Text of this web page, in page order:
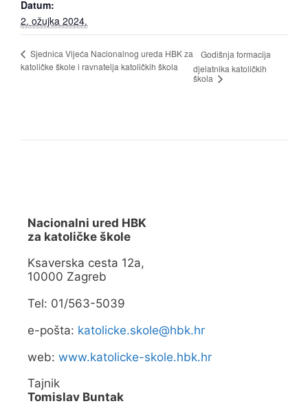
Datum:
2. ožujka 2024.
Sjednica Vijeća Nacionalnog ureda HBK za
katoličke škole i ravnatelja katoličkih škola
Godišnja formacija
djelatnika katoličkih
škola
Nacionalni ured HBK
za katoličke škole
Ksaverska cesta 12a,
10000 Zagreb
Tel: 01/563-5039
e-pošta: katolicke.skole@hbk.hr
web: www.katolicke-skole.hbk.hr
Tajnik
Tomislav Buntak